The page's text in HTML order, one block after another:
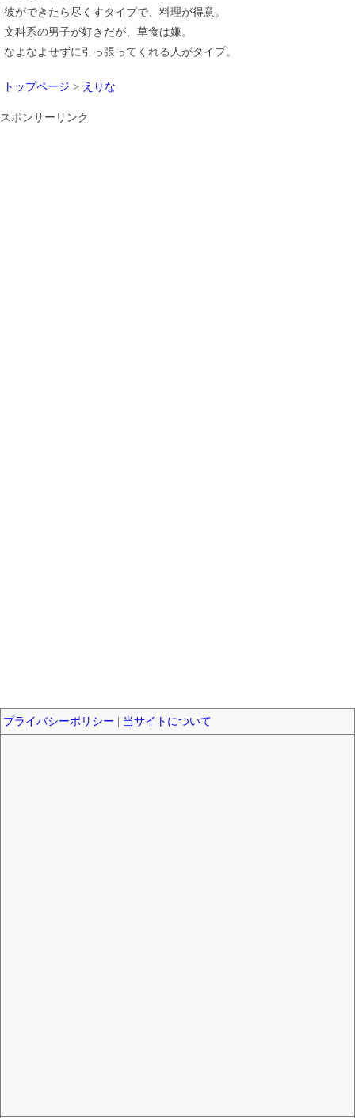
彼ができたら尽くすタイプで、料理が得意。
文科系の男子が好きだが、草食は嫌。
なよなよせずに引っ張ってくれる人がタイプ。
トップページ > えりな
スポンサーリンク
プライバシーポリシー 当サイトについて